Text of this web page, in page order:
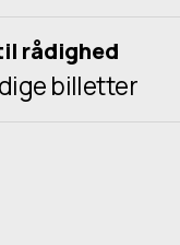
rådighed
billetter